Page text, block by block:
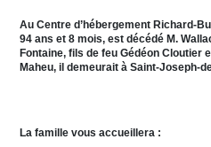
Au Centre d’hébergement Richard-
94 ans et 8 mois, est décédé M.
Fontaine, fils de feu Gédéon Cloutier
Maheu, il demeurait à Saint-Joseph-
La famille vous accueillera :